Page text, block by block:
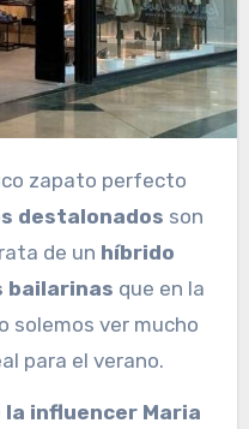
destalonados son
de un híbrido
bailarinas que en la
solemos ver mucho
para el verano.
la influencer Maria